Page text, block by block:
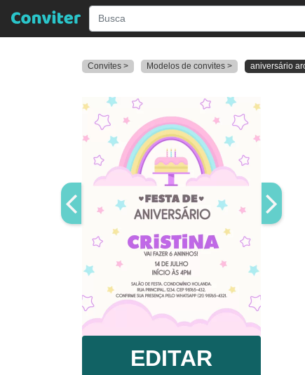
Convites > Modelos de convites > aniversário
EDITAR